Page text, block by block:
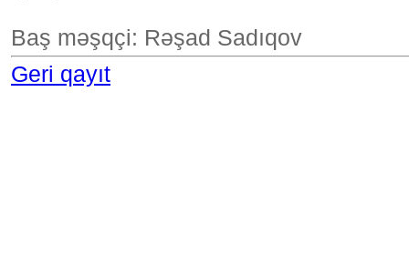
Baş məşqçi: Rəşad Sadıqov
Geri qayıt